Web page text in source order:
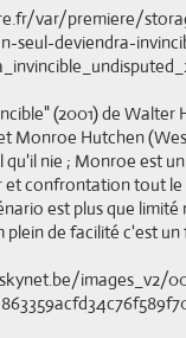
(2001) de
Monroe Hutchen
nie ; Monroe est
et confrontation tout
est plus que
plein de facilité c'est